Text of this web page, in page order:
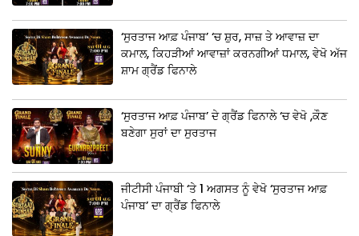
‘ਸੁਰਤਾਜ ਆਫ਼ ਪੰਜਾਬ’ ‘ਚ ਸ਼ੁਰ, ਸਾਜ਼ ਤੇ ਆਵਾਜ਼ ਦਾ
ਕਮਾਲ, ਕਿਹੜੀਆਂ ਆਵਾਜ਼ਾਂ ਕਰਨਗੀਆਂ ਧਮਾਲ, ਵੇਖੋ ਅੱਜ
ਸ਼ਾਮ ਗ੍ਰੈਂਡ ਫਿਨਾਲੇ
‘ਸੁਰਤਾਜ ਆਫ਼ ਪੰਜਾਬ’ ਦੇ ਗ੍ਰੈਂਡ ਫਿਨਾਲੇ ‘ਚ ਵੇਖੋ ,ਕੌਣ
ਬਣੇਗਾ ਸੁਰਾਂ ਦਾ ਸੁਰਤਾਜ
ਜੀਟੀਸੀ ਪੰਜਾਬੀ ‘ਤੇ 1 ਅਗਸਤ ਨੂੰ ਵੇਖੋ ‘ਸੁਰਤਾਜ ਆਫ਼
ਪੰਜਾਬ’ ਦਾ ਗ੍ਰੈਂਡ ਫਿਨਾਲੇ